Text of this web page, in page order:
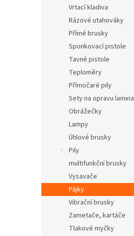
Vrtací kladiva
Rázové utahováky
Přímé brusky
Sponkovací pistole
Tavné pistole
Teploměry
Přímočaré pily
Sety na opravu lamina
Obrážečky
Lampy
Úhlové brusky
Pily
multifunkční brusky
Vysavače
Pájky
Vibrační brusky
Zametače, kartáče
Tlakové myčky